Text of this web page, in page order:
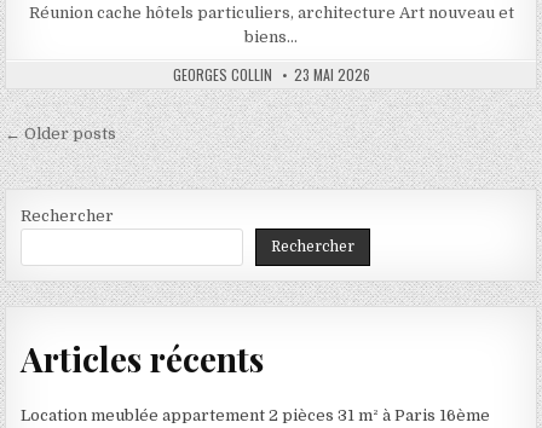
Réunion cache hôtels particuliers, architecture Art nouveau et
biens…
AUTHOR:
GEORGES COLLIN PUBLISHED
DATE:
23 MAI 2026
Navigation
des
articles
← Older posts
Rechercher
Rechercher
Articles récents
Location meublée appartement 2 pièces 31 m² à Paris 16ème